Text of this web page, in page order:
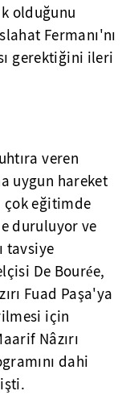
olduğunu
Fermanı'nı
gerektiğini ileri
veren
uygun hareket
çok eğitimde
duruluyor ve
tavsiye
De Bourée,
Fuad Paşa'ya
için
Nâzırı
dahi